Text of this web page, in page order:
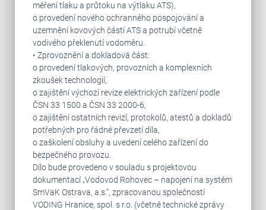
měření tlaku a průtoku na výtlaku ATS),
o provedení nového ochranného pospojování a
uzemnění kovových částí ATS a potrubí včetně
vodivého překlenutí vodoměru.
• Zprovoznění a dokladová část:
o provedení tlakových, provozních a komplexních
zkoušek technologií,
o zajištění výchozí revize elektrických zařízení podle
ČSN 33 1500 a ČSN 33 2000-6,
o zajištění ostatních revizí, protokolů, atestů a dokladů
potřebných pro řádné převzetí díla,
o zaškolení obsluhy a uvedení celého zařízení do
bezpečného provozu.
Dílo bude provedeno v souladu s projektovou
dokumentací „Vodovod Rohovec – napojení na systém
SmVaK Ostrava, a.s.“, zpracovanou společností
VODING Hranice, spol. s r.o. (včetně technické zprávy